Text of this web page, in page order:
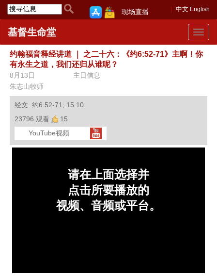
中文 English
现场直播
Toggle
基督生命堂
约翰福音释经讲道
之二十六：《约6:52-71》主啊！你
有永生之道，我们还归从谁呢？
8月13日
主日信息
朱志山牧师
经文: 约6:52-71; 15:10
23796 观看
15
YouTube视频